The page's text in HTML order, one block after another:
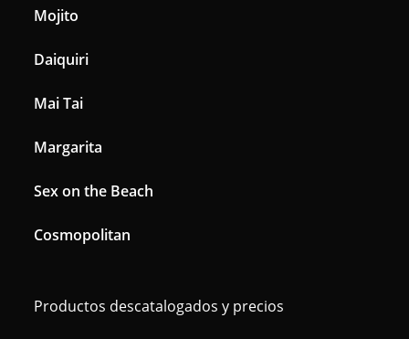
Mojito
Daiquiri
Mai Tai
Margarita
Sex on the Beach
Cosmopolitan
Productos descatalogados y precios